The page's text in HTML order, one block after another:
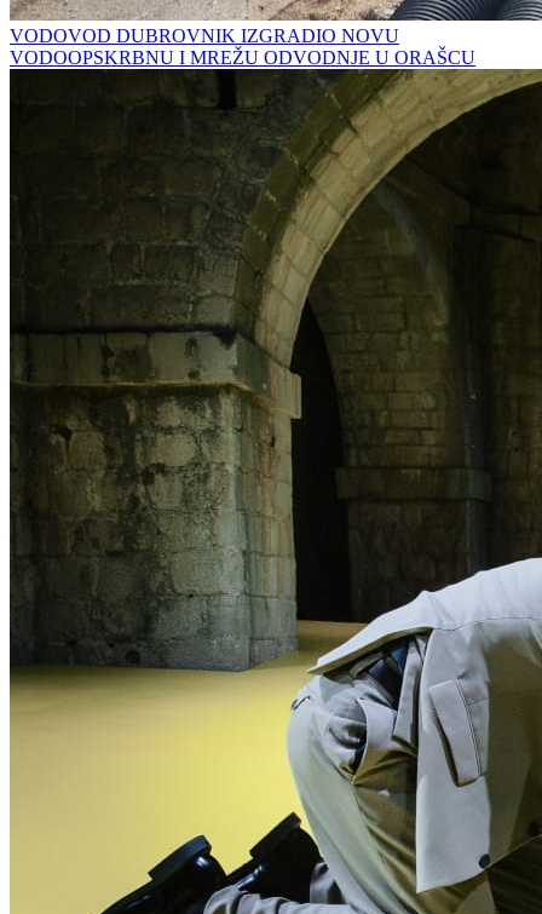
VODOVOD DUBROVNIK IZGRADIO NOVU
VODOOPSKRBNU I MREŽU ODVODNJE U ORAŠCU